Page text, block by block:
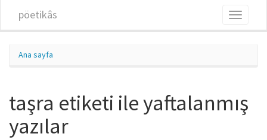
pöetikâs
Toggle
Ana sayfa
taşra etiketi ile yaftalanmış
yazılar